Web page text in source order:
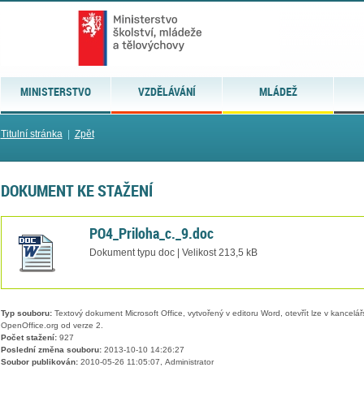
MINISTERSTVO VZDĚLÁVÁNÍ MLÁDEŽ
Titulní stránka| Zpět
DOKUMENT KE STAŽENÍ
PO4_Priloha_c._9.doc
Dokument typu doc | Velikost 213,5 kB
Typ souboru:Textový dokument Microsoft Office, vytvořený v editoru Word, otevřít lze v
OpenOffice.org od verze 2.
Počet stažení:927
Poslední změna souboru:2013-10-10 14:26:27
Soubor publikován:2010-05-26 11:05:07, Administrator